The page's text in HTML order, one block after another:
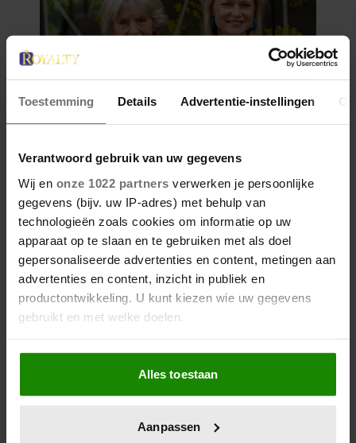
Toestemming Details Advertentie-instellingen
Verantwoord gebruik van uw gegevens
Wij en onze 1022 partners verwerken je persoonlijke
gegevens (bijv. uw IP-adres) met behulp van
technologieën zoals cookies om informatie op uw
apparaat op te slaan en te gebruiken met als doel
gepersonaliseerde advertenties en content, metingen aan
advertenties en content, inzicht in publiek en
productontwikkeling. U kunt kiezen wie uw gegevens
gebruikt en met welke doelen.
Als u het toestaat, willen we ook graag:
Informatie verzamelen over uw geografische
locatie, die tot een paar meter nauwkeurig kan zijn
scannen op specifieke eigenschappen (fingerprinting)
Alles toestaan
Aanpassen